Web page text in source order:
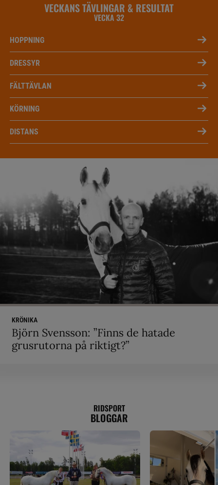
VECKANS TÄVLINGAR & RESULTAT
VECKA 32
HOPPNING
DRESSYR
FÄLTTÄVLAN
KÖRNING
DISTANS
KRÖNIKA
Björn Svensson: ”Finns de hatade
grusrutorna på riktigt?”
RIDSPORT
BLOGGAR